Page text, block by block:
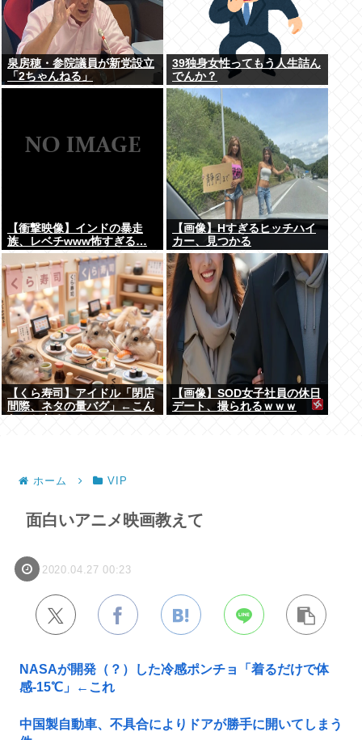
泉房穂・参院議員が新党設立
「2ちゃんねる」
39独身女性ってもう人生詰ん
でんか？
【衝撃映像】インドの暴走
族、レベチwww怖すぎる…
【画像】Hすぎるヒッチハイ
カー、見つかる
【くら寿司】アイドル「閉店
間際、ネタの量バグ」←こん
【画像】SOD女子社員の休日
デート、撮られるｗｗｗ
ホーム VIP
面白いアニメ映画教えて
2020.04.27 00:23
NASAが開発（？）した冷感ポンチョ「着るだけで体
感-15℃」←これ
中国製自動車、不具合によりドアが勝手に開いてしまう